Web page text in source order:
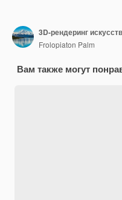
Frolopiaton Palm
Вам также могут